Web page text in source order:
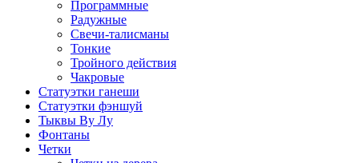
Программные
Радужные
Свечи-талисманы
Тонкие
Тройного действия
Чакровые
Статуэтки ганеши
Статуэтки фэншуй
Тыквы Ву Лу
Фонтаны
Четки